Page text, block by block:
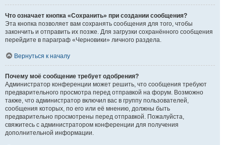
Что означает кнопка «Сохранить» при создании сообщения?
Эта кнопка позволяет вам сохранять сообщения для того, чтобы
закончить и отправить их позже. Для загрузки сохранённого сообщения
перейдите в параграф «Черновики» личного раздела.
Вернуться к началу
Почему моё сообщение требует одобрения?
Администратор конференции может решить, что сообщения требуют
предварительного просмотра перед отправкой на форум. Возможно
также, что администратор включил вас в группу пользователей,
сообщения которых, по его или её мнению, должны быть
предварительно просмотрены перед отправкой. Пожалуйста,
свяжитесь с администратором конференции для получения
дополнительной информации.